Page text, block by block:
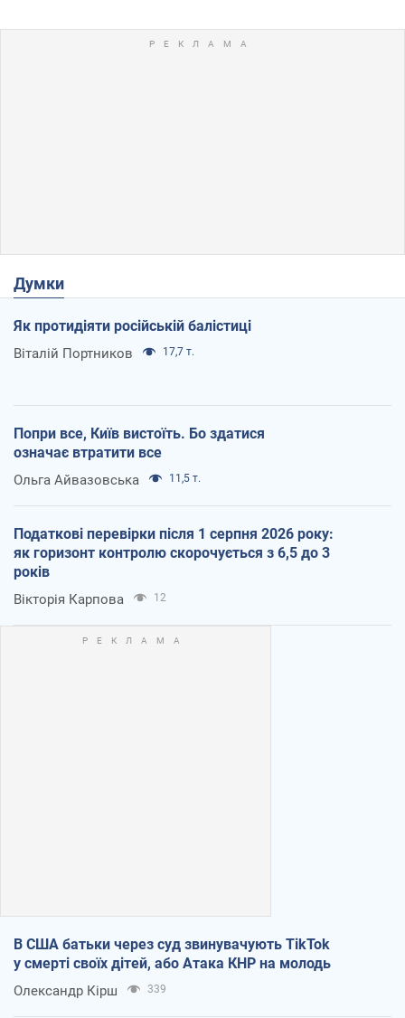
Думки
Як протидіяти російській балістиці
Віталій Портников 17,7 т.
Попри все, Київ вистоїть. Бо здатися
означає втратити все
Ольга Айвазовська 11,5 т.
Податкові перевірки після 1 серпня 2026 року:
як горизонт контролю скорочується з 6,5 до 3
років
Вікторія Карпова 12
В США батьки через суд звинувачують TikTok
у смерті своїх дітей, або Атака КНР на молодь
Олександр Кірш 339